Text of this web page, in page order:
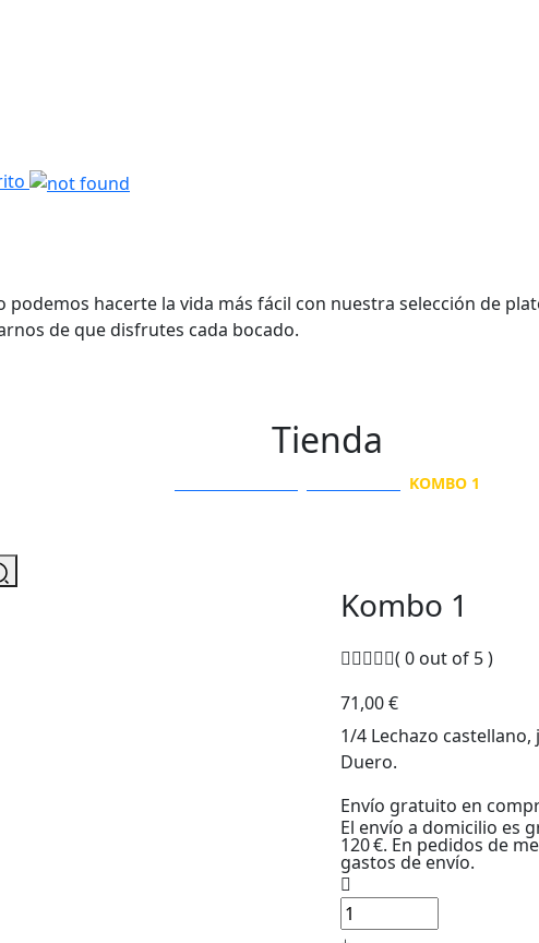
hacerte la vida más fácil con nuestra selección de
de que disfrutes cada bocado.
Tienda
KOMBO 1
Kombo 1
( 0 out of 5 )
71,00€
1/4 Lechazo
Duero.
Envío gratuito en
El envío a domicilio es
120 €. En pedidos de
gastos de envío.